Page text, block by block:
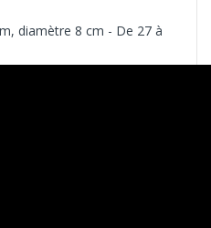
diamètre 8 cm - De 27 à